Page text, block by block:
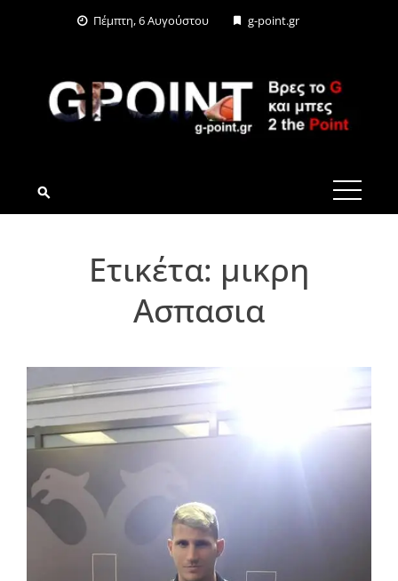
Πέμπτη, 6 Αυγούστου g-point.gr
G-POINT.GR
Ετικέτα: μικρη
Ασπασια